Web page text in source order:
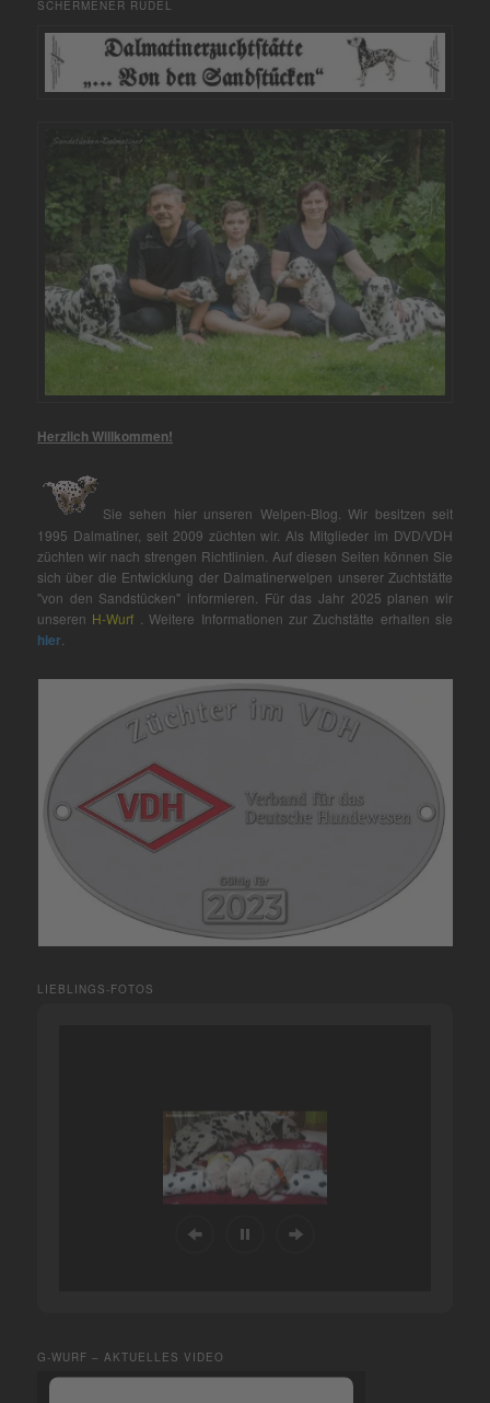
SCHERMENER RUDEL
Herzlich Willkommen!
Sie sehen hier unseren Welpen-Blog. Wir besitzen seit
1995 Dalmatiner, seit 2009 züchten wir. Als Mitglieder im DVD/VDH
züchten wir nach strengen Richtlinien. Auf diesen Seiten können Sie
sich über die Entwicklung der Dalmatinerwelpen unserer Zuchtstätte
"von den Sandstücken" informieren. Für das Jahr 2025 planen wir
unseren H-Wurf . Weitere Informationen zur Zuchstätte erhalten sie
hier
LIEBLINGS-FOTOS
G-WURF – AKTUELLES VIDEO